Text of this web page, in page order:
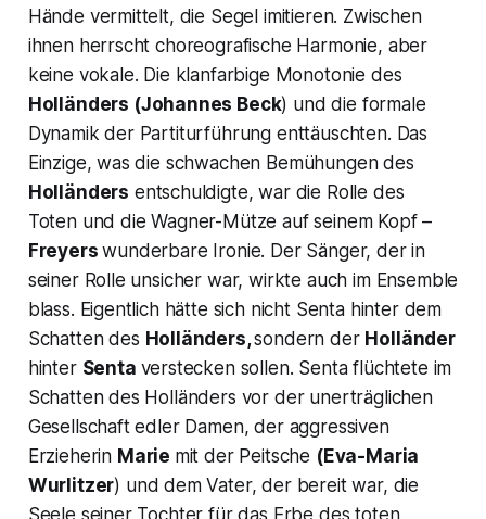
Hände vermittelt, die Segel imitieren. Zwischen
ihnen herrscht choreografische Harmonie, aber
keine vokale. Die klanfarbige Monotonie des
Holländers (Johannes Beck) und die formale
Dynamik der Partiturführung enttäuschten. Das
Einzige, was die schwachen Bemühungen des
Holländers entschuldigte, war die Rolle des
Toten und die Wagner-Mütze auf seinem Kopf –
Freyerswunderbare Ironie. Der Sänger, der in
seiner Rolle unsicher war, wirkte auch im Ensemble
blass. Eigentlich hätte sich nicht Senta hinter dem
Schatten des Holländers,sondern der Holländer
hinter Senta verstecken sollen. Senta flüchtete im
Schatten des Holländers vor der unerträglichen
Gesellschaft edler Damen, der aggressiven
Erzieherin Marie mit der Peitsche (Eva-Maria
Wurlitzer) und dem Vater, der bereit war, die